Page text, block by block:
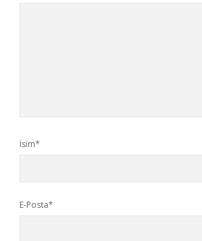
İsim*
E-Posta*